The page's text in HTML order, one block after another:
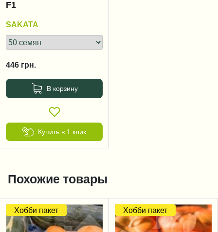
F1
SAKATA
446 грн.
В корзину
Купить в 1 клик
Похожие товары
Хобби пакет Хобби пакет